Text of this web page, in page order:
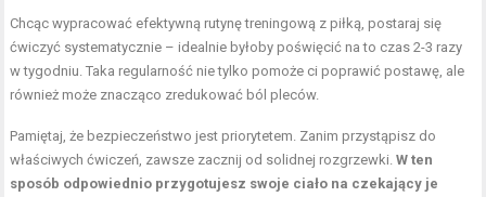
Chcąc wypracować efektywną rutynę treningową z piłką, postaraj się
ćwiczyć systematycznie – idealnie byłoby poświęcić na to czas 2-3 razy
w tygodniu. Taka regularność nie tylko pomoże ci poprawić postawę, ale
również może znacząco zredukować ból pleców.
Pamiętaj, że bezpieczeństwo jest priorytetem. Zanim przystąpisz do
właściwych ćwiczeń, zawsze zacznij od solidnej rozgrzewki.W ten
sposób odpowiednio przygotujesz swoje ciało na czekający je